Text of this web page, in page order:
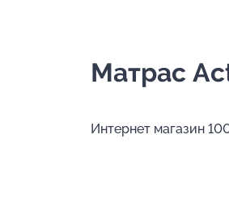
Матрас
Интернет магазин